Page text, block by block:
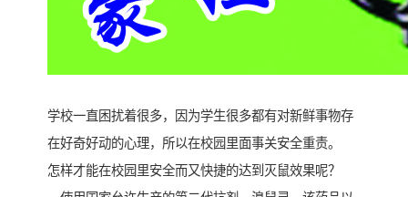
学校一直困扰着很多，因为学生很多都有对新鲜事物存
在好奇好动的心理，所以在校园里面事关安全重责。
怎样才能在校园里安全而又快捷的达到灭鼠效果呢？